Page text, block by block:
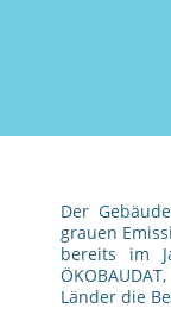
Der
grauen
bereits im
Länder die